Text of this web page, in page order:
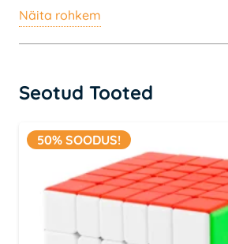
jaoks, kellele meeldib GAN-
Parima kuubimise kogemuse
spetsiaalsekuubiku õliga
Pakend Sisaldab: GAN 356 M
hoiustamise kott, kuubi
Näita rohkem
Seotud Tooted
50% SOODUS!